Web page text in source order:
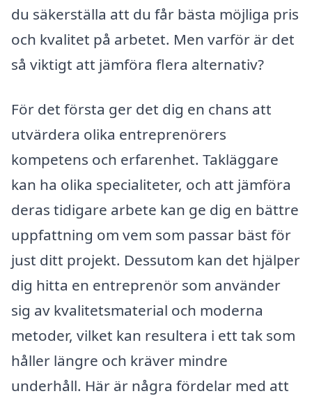
du säkerställa att du får bästa möjliga pris
och kvalitet på arbetet. Men varför är det
så viktigt att jämföra flera alternativ?
För det första ger det dig en chans att
utvärdera olika entreprenörers
kompetens och erfarenhet. Takläggare
kan ha olika specialiteter, och att jämföra
deras tidigare arbete kan ge dig en bättre
uppfattning om vem som passar bäst för
just ditt projekt. Dessutom kan det hjälper
dig hitta en entreprenör som använder
sig av kvalitetsmaterial och moderna
metoder, vilket kan resultera i ett tak som
håller längre och kräver mindre
underhåll. Här är några fördelar med att